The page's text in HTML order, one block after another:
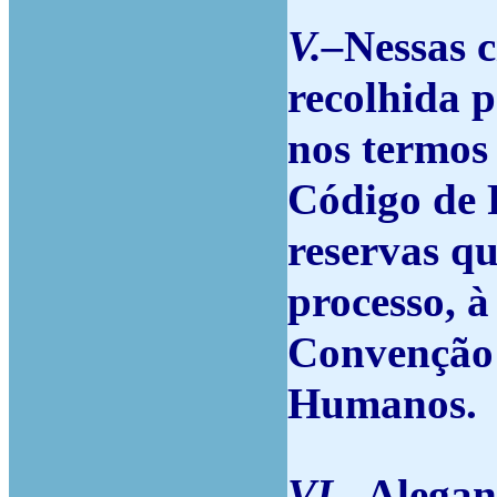
V.–Nessas
recolhida
nos
Código de
reservas
processo,
Humanos.